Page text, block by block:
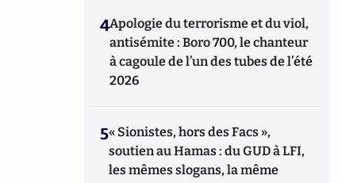
4Apologie du terrorisme et du viol,
antisémite : Boro 700, le chanteur
à cagoule de l’un des tubes de l’été
2026
5« Sionistes, hors des Facs »,
soutien au Hamas : du GUD à LFI,
les mêmes slogans, la même